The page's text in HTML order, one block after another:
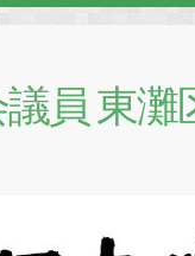
員 東灘